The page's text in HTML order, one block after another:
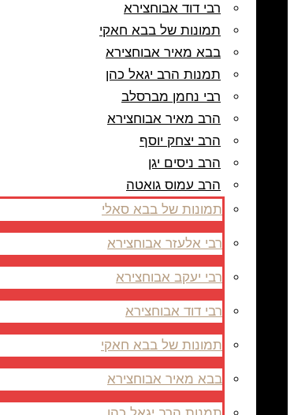
רבי דוד אבוחצירא
תמונות של בבא חאקי
בבא מאיר אבוחצירא
תמנות הרב יגאל כהן
רבי נחמן מברסלב
הרב מאיר אבוחצירא
הרב יצחק יוסף
הרב ניסים יגן
הרב עמוס גואטה
תמונות של בבא סאלי
רבי אלעזר אבוחצירא
רבי יעקב אבוחצירא
רבי דוד אבוחצירא
תמונות של בבא חאקי
בבא מאיר אבוחצירא